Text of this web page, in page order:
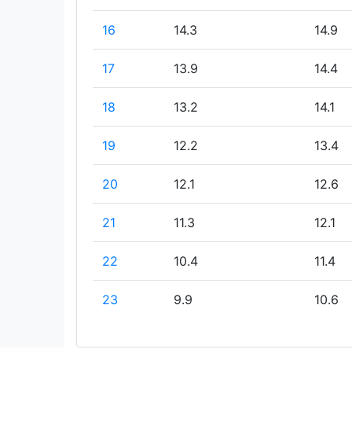
16 14.3 14.9
17 13.9 14.4
18 13.2 14.1
19 12.2 13.4
20 12.1 12.6
21 11.3 12.1
22 10.4 11.4
23 9.9 10.6